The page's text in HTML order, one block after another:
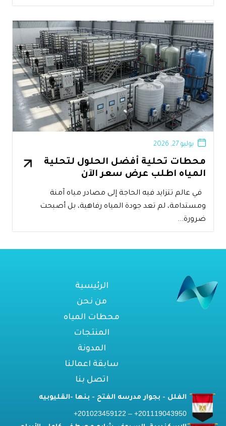
محطات تحلية أفضل الحلول لتحلية
المياه اطلب عرض سعر الآن
يوليو 27, 2026
في عالم تتزايد فيه الحاجة إلى مصادر مياه آمنة
ومستدامة، لم تعد جودة المياه رفاهية، بل أصبحت
ضرورة...
الرئيسية
من نحن
محطات المياه
المنتجات
المدونة
سابقة اعمالنا
اتصل بنا
الفلل - بجوار مدرسه الفتح - بنها -القليوبيه
201119043950+ – 201023459122+